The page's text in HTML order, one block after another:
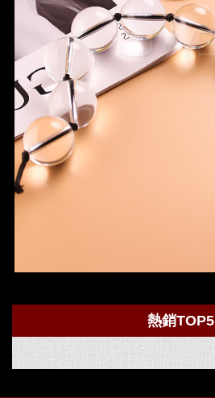
熱銷TOP5